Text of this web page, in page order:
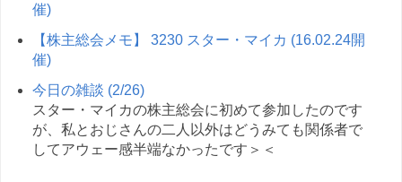
催)
【株主総会メモ】 3230 スター・マイカ (16.02.24開
催)
今日の雑談 (2/26)
スター・マイカの株主総会に初めて参加したのです
が、私とおじさんの二人以外はどうみても関係者で
してアウェー感半端なかったです＞＜